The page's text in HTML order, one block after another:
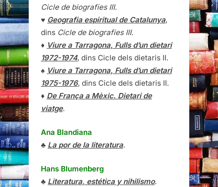
Cicle de biografies III.
♥ Geografia espiritual de Catalunya,
dins Cicle de biografies III.
♦ Viure a Tarragona, Fulls d’un dietari
1972-1974, dins Cicle dels dietaris II.
♠ Viure a Tarragona, Fulls d’un dietari
1975-1976, dins Cicle dels dietaris II.
♦ De França a Mèxic. Dietari de
viatge.
Ana Blandiana
♣ La por de la literatura.
Hans Blumenberg
♣ Literatura, estética y nihilismo.